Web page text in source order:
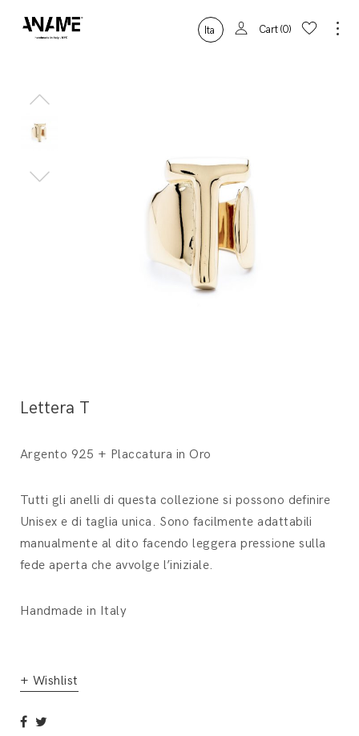
Ita Cart 0
Lettera T
Argento 925 + Placcatura in Oro
Tutti gli anelli di questa collezione si possono definire
Unisex e di taglia unica. Sono facilmente adattabili
manualmente al dito facendo leggera pressione sulla
fede aperta che avvolge l’iniziale.
Handmade in Italy
+ Wishlist